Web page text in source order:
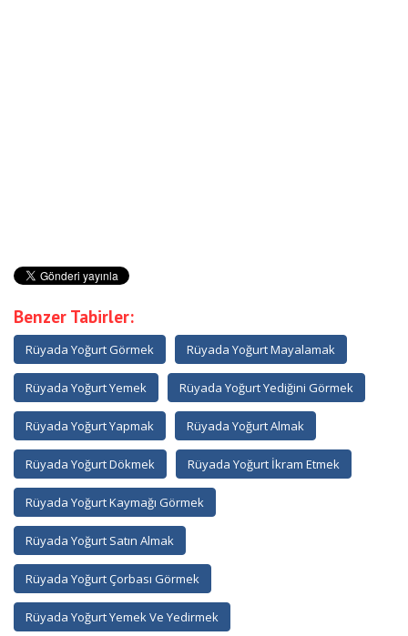
Benzer Tabirler:
Rüyada Yoğurt Görmek Rüyada Yoğurt Mayalamak
Rüyada Yoğurt Yemek Rüyada Yoğurt Yediğini Görmek
Rüyada Yoğurt Yapmak Rüyada Yoğurt Almak
Rüyada Yoğurt Dökmek Rüyada Yoğurt İkram Etmek
Rüyada Yoğurt Kaymağı Görmek
Rüyada Yoğurt Satın Almak
Rüyada Yoğurt Çorbası Görmek
Rüyada Yoğurt Yemek Ve Yedirmek